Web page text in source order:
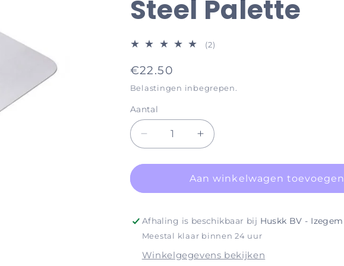
Steel Palette
(2)
Normale
prijs
€22.50
Belastingen inbegrepen.
Aantal
Aantal
verlagen
voor
Accessories
Stainless
Palette
Aantal
verhogen
voor
Accessories
Stainless
Palette
Aan winkelwagen toevoegen
Afhaling is beschikbaar bij Huskk BV - Izegem
Meestal klaar binnen 24 uur
Winkelgegevens bekijken